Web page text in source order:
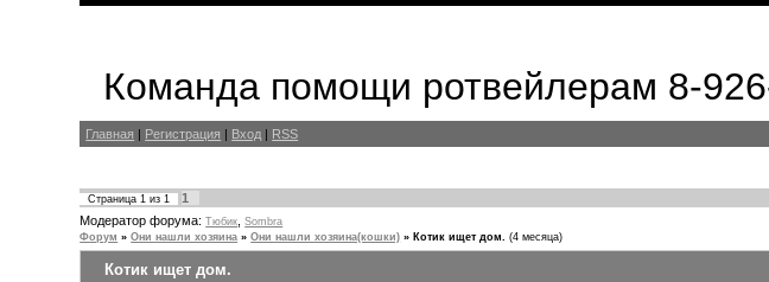
Команда помощи ротвейлерам 8-
Главная | Регистрация | Вход | RSS
Страница1 из1
1
Модератор форума:Тюбик ,Sombra
Форум » Они нашли хозяина » Они нашли хозяина(кошки) » Котик ищет дом. (4 месяца)
Котик ищет дом.